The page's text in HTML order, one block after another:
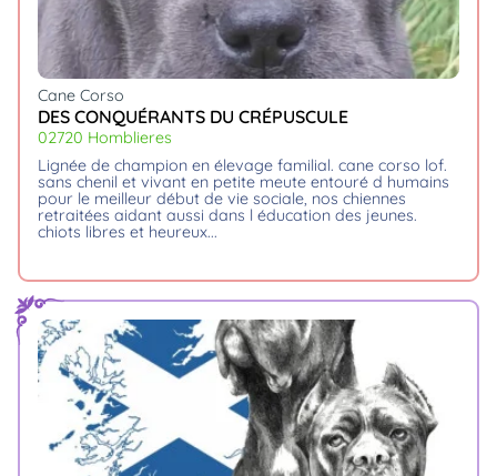
Cane Corso
DES CONQUÉRANTS DU CRÉPUSCULE
02720 Homblieres
lignée de champion en élevage familial. cane corso lof.
sans chenil et vivant en petite meute entouré d humains
pour le meilleur début de vie sociale, nos chiennes
retraitées aidant aussi dans l éducation des jeunes.
chiots libres et heureux.